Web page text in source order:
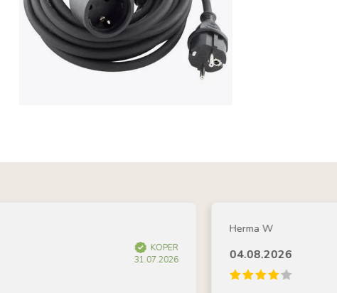
KOPER
31.07.2026
Herma W
04.08.2026